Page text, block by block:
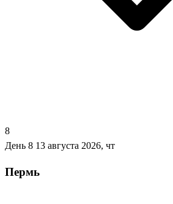
8
День 8 13 августа 2026, чт
Пермь